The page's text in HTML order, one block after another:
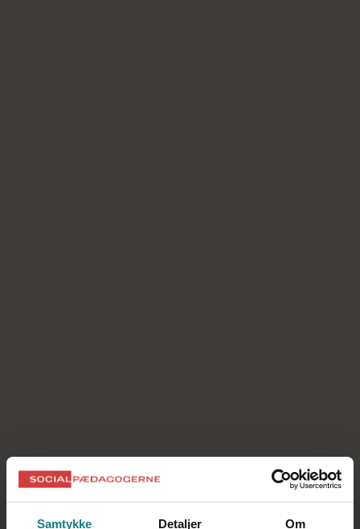
Samtykke Detaljer Om
Fritstilling og suspension i opsigelsesperioden
Funktionærlov